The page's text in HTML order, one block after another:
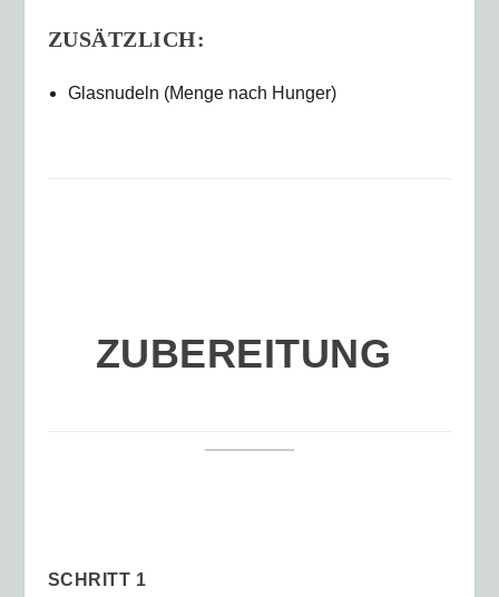
ZUSÄTZLICH:
Glasnudeln (Menge nach Hunger)
ZUBEREITUNG
SCHRITT 1